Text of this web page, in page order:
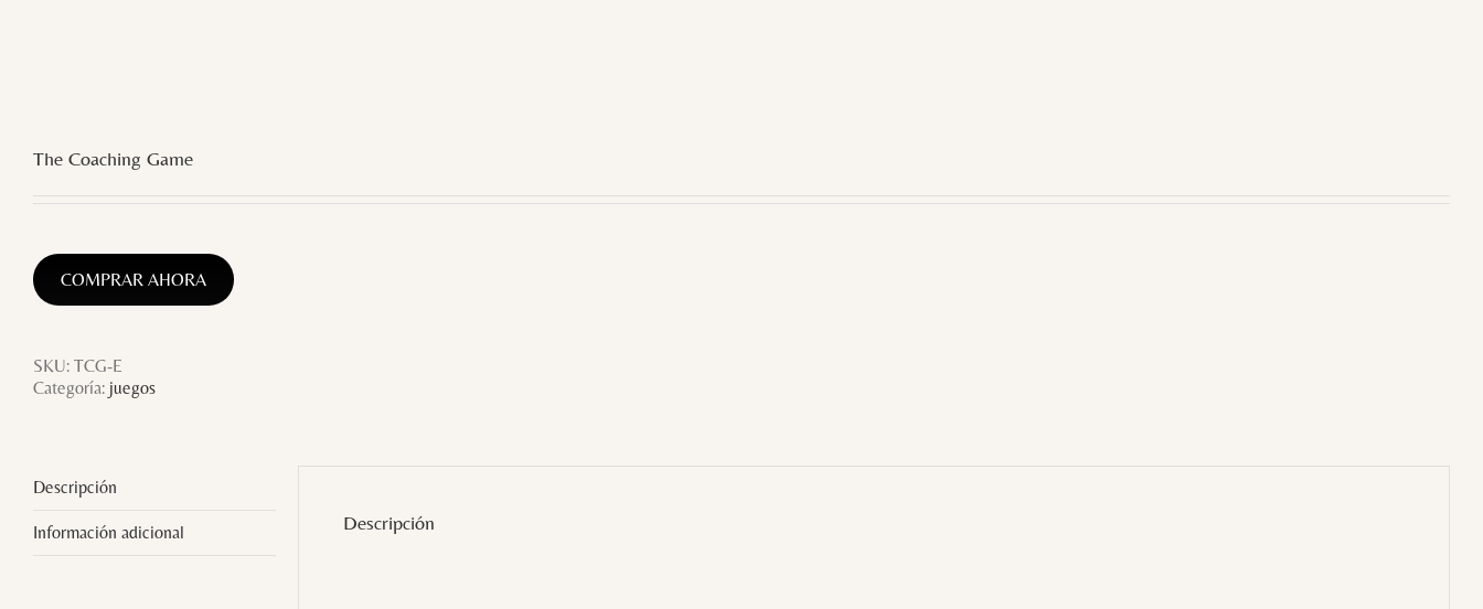
The Coaching Game
COMPRAR AHORA
SKU: TCG-E
Categoría: juegos
Descripción
Información adicional Descripción